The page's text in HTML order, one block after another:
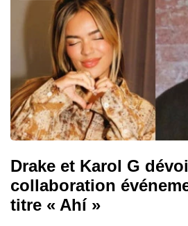
Drake et Karol G
collaboration
titre « Ahí »